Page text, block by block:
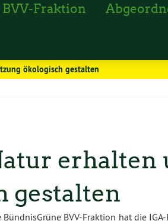
BVV-Fraktion
ökologisch gestalten
erhalten
gestalten
BündnisGrüne BVV-Fraktion hat die